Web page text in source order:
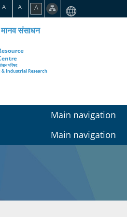
A A- A
संसाधन
परिषद
Industrial Research
Main navigation
Main navigation